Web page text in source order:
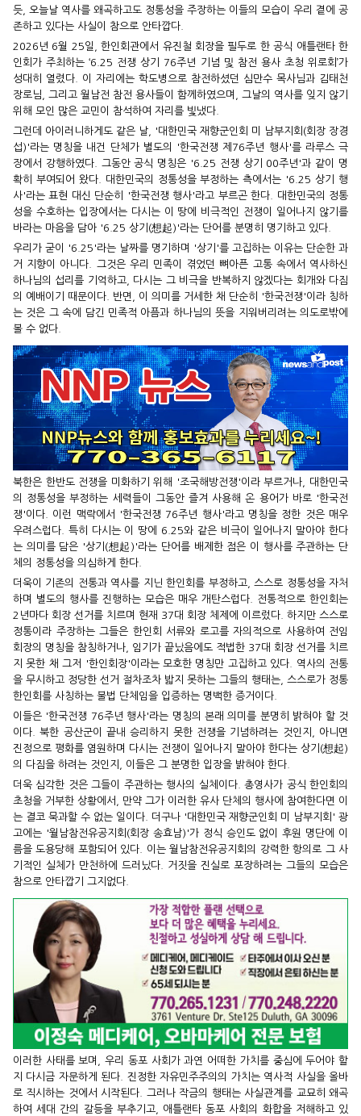
듯, 오늘날 역사를 왜곡하고도 정통성을 주장하는 이들의 모습이 우리 곁에 공
존하고 있다는 사실이 참으로 안타깝다.
2026년 6월 25일, 한인회관에서 유진철 회장을 필두로 한 공식 애틀랜타 한
인회가 주최하는 ‘6.25 전쟁 상기 76주년 기념 및 참전 용사 초청 위로회’가
성대히 열렸다. 이 자리에는 학도병으로 참전하셨던 심만수 목사님과 김태천
장로님, 그리고 월남전 참전 용사들이 함께하였으며, 그날의 역사를 잊지 않기
위해 모인 많은 교민이 참석하여 자리를 빛냈다.
그런데 아이러니하게도 같은 날, '대한민국 재향군인회 미 남부지회(회장 장경
섭)'라는 명칭을 내건 단체가 별도의 '한국전쟁 제76주년 행사'를 라루스 극
장에서 강행하였다. 그동안 공식 명칭은 '6.25 전쟁 상기 00주년'과 같이 명
확히 부여되어 왔다. 대한민국의 정통성을 부정하는 측에서는 '6.25 상기 행
사'라는 표현 대신 단순히 '한국전쟁 행사'라고 부르곤 한다. 대한민국의 정통
성을 수호하는 입장에서는 다시는 이 땅에 비극적인 전쟁이 일어나지 않기를
바라는 마음을 담아 '6.25 상기(想起)'라는 단어를 분명히 명기하고 있다.
우리가 굳이 '6.25'라는 날짜를 명기하며 '상기'를 고집하는 이유는 단순한 과
거 지향이 아니다. 그것은 우리 민족이 겪었던 뼈아픈 고통 속에서 역사하신
하나님의 섭리를 기억하고, 다시는 그 비극을 반복하지 않겠다는 회개와 다짐
의 예배이기 때문이다. 반면, 이 의미를 거세한 채 단순히 '한국전쟁'이라 칭하
는 것은 그 속에 담긴 민족적 아픔과 하나님의 뜻을 지워버리려는 의도로밖에
볼 수 없다.
북한은 한반도 전쟁을 미화하기 위해 '조국해방전쟁'이라 부르거나, 대한민국
의 정통성을 부정하는 세력들이 그동안 즐겨 사용해 온 용어가 바로 '한국전
쟁'이다. 이런 맥락에서 '한국전쟁 76주년 행사'라고 명칭을 정한 것은 매우
우려스럽다. 특히 다시는 이 땅에 6.25와 같은 비극이 일어나지 말아야 한다
는 의미를 담은 '상기(想起)'라는 단어를 배제한 점은 이 행사를 주관하는 단
체의 정통성을 의심하게 한다.
더욱이 기존의 전통과 역사를 지닌 한인회를 부정하고, 스스로 정통성을 자처
하며 별도의 행사를 진행하는 모습은 매우 개탄스럽다. 전통적으로 한인회는
2년마다 회장 선거를 치르며 현재 37대 회장 체제에 이르렀다. 하지만 스스로
정통이라 주장하는 그들은 한인회 서류와 로고를 자의적으로 사용하여 전임
회장의 명칭을 참칭하거나, 임기가 끝났음에도 적법한 37대 회장 선거를 치르
지 못한 채 그저 '한인회장'이라는 모호한 명칭만 고집하고 있다. 역사의 전통
을 무시하고 정당한 선거 절차조차 밟지 못하는 그들의 행태는, 스스로가 정통
한인회를 사칭하는 불법 단체임을 입증하는 명백한 증거이다.
이들은 '한국전쟁 76주년 행사'라는 명칭의 본래 의미를 분명히 밝혀야 할 것
이다. 북한 공산군이 끝내 승리하지 못한 전쟁을 기념하려는 것인지, 아니면
진정으로 평화를 염원하며 다시는 전쟁이 일어나지 말아야 한다는 상기(想起)
의 다짐을 하려는 것인지, 이들은 그 분명한 입장을 밝혀야 한다.
더욱 심각한 것은 그들이 주관하는 행사의 실체이다. 총영사가 공식 한인회의
초청을 거부한 상황에서, 만약 그가 이러한 유사 단체의 행사에 참여한다면 이
는 결코 묵과할 수 없는 일이다. 더구나 '대한민국 재향군인회 미 남부지회' 광
고에는 '월남참전유공지회(회장 송효남)'가 정식 승인도 없이 후원 명단에 이
름을 도용당해 포함되어 있다. 이는 월남참전유공지회의 강력한 항의로 그 사
기적인 실체가 만천하에 드러났다. 거짓을 진실로 포장하려는 그들의 모습은
참으로 안타깝기 그지없다.
이러한 사태를 보며, 우리 동포 사회가 과연 어떠한 가치를 중심에 두어야 할
지 다시금 자문하게 된다. 진정한 자유민주주의의 가치는 역사적 사실을 올바
로 직시하는 것에서 시작된다. 그러나 작금의 행태는 사실관계를 교묘히 왜곡
하여 세대 간의 갈등을 부추기고, 애틀랜타 동포 사회의 화합을 저해하고 있